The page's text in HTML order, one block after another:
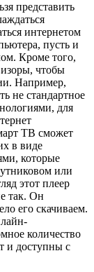
представить
интернетом
пусть и
Кроме того,
чтобы
Например,
не стандартное
для
ТВ сможет
в виде
которые
или
этот плеер
так. Он
его скачиваем.
количество
и доступны с